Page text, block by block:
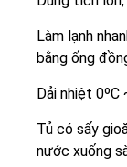
Làm lạnh
bằng ống
Dải nhiệt 0ºC
Tủ có sấy
nước xuống